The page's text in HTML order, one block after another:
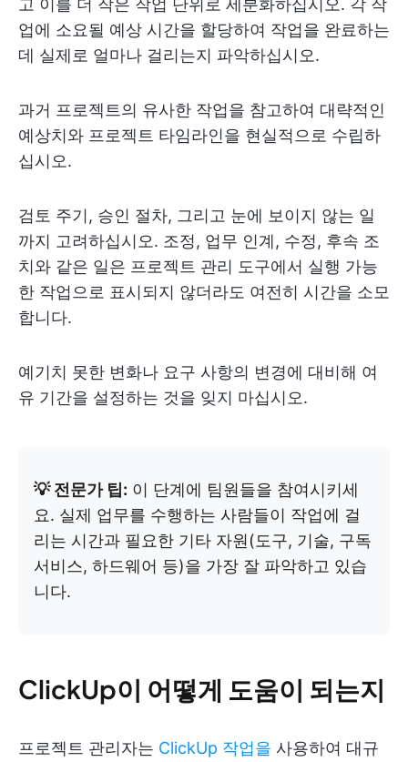
업에 소요될 예상 시간을 할당하여 작업을 완료하는
데 실제로 얼마나 걸리는지 파악하십시오.
과거 프로젝트의 유사한 작업을 참고하여 대략적인
예상치와 프로젝트 타임라인을 현실적으로 수립하
십시오.
검토 주기, 승인 절차, 그리고 눈에 보이지 않는 일
까지 고려하십시오. 조정, 업무 인계, 수정, 후속 조
치와 같은 일은 프로젝트 관리 도구에서 실행 가능
한 작업으로 표시되지 않더라도 여전히 시간을 소모
합니다.
예기치 못한 변화나 요구 사항의 변경에 대비해 여
유 기간을 설정하는 것을 잊지 마십시오.
💡 전문가 팁: 이 단계에 팀원들을 참여시키세
요. 실제 업무를 수행하는 사람들이 작업에 걸
리는 시간과 필요한 기타 자원(도구, 기술, 구독
서비스, 하드웨어 등)을 가장 잘 파악하고 있습
니다.
ClickUp이 어떻게 도움이 되는지
프로젝트 관리자는 ClickUp 작업을 사용하여 대규